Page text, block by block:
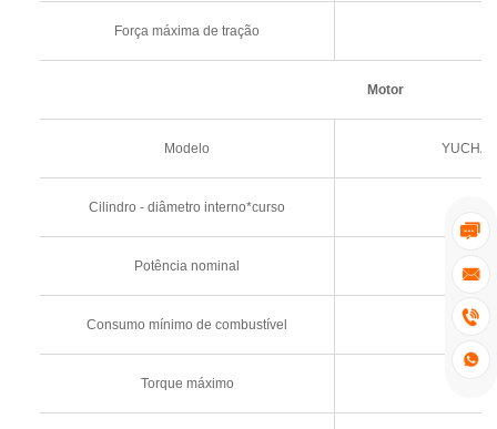




Força máxima de tração
Motor
Modelo YUCHAI
Cilindro - diâmetro interno*curso
Potência nominal
Consumo mínimo de combustível
Torque máximo